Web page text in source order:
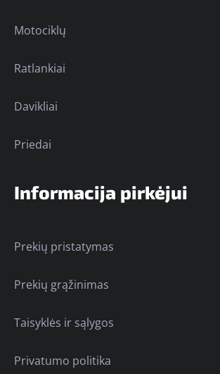
Motociklų
Ratlankiai
Davikliai
Priedai
Informacija pirkėjui
Prekių pristatymas
Prekių grąžinimas
Taisyklės ir sąlygos
Privatumo politika